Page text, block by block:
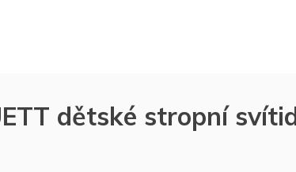
dětské stropní